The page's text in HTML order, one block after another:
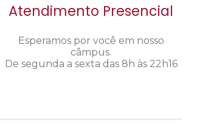
Atendimento Presencial
Esperamos por você em nosso
câmpus.
De segunda a sexta das 8h às 22h16